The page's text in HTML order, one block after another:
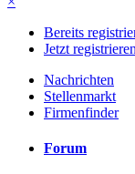
Bereits
Jetzt registrieren
Nachrichten
Stellenmarkt
Firmenfinder
Forum